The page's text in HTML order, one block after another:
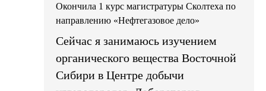
Окончила 1 курс магистратуры Сколтеха по
направлению «Нефтегазовое дело»
Сейчас я занимаюсь изучением
органического вещества Восточной
Сибири в Центре добычи